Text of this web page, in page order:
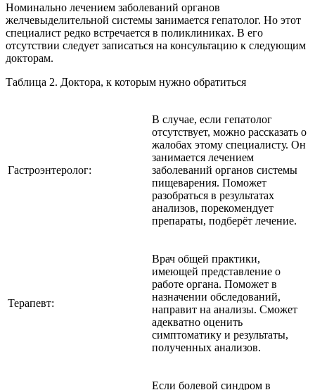
Номинально лечением заболеваний органов
желчевыделительной системы занимается гепатолог. Но этот
специалист редко встречается в поликлиниках. В его
отсутствии следует записаться на консультацию к следующим
докторам.
Таблица 2. Доктора, к которым нужно обратиться
Гастроэнтеролог:
В случае, если гепатолог
отсутствует, можно рассказать о
жалобах этому специалисту. Он
занимается лечением
заболеваний органов системы
пищеварения. Поможет
разобраться в результатах
анализов, порекомендует
препараты, подберёт лечение.
Терапевт:
Врач общей практики,
имеющей представление о
работе органа. Поможет в
назначении обследований,
направит на анализы. Сможет
адекватно оценить
симптоматику и результаты,
полученных анализов.
Если болевой синдром в